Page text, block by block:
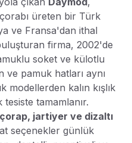
üreten bir Türk
ve Fransa'dan ithal
firma, 2002'de
soket ve külotlu
ve pamuk hatları aynı
modellerden kalın kışlık
tamamlanır.
jartiyer ve dizaltı
seçenekler günlük